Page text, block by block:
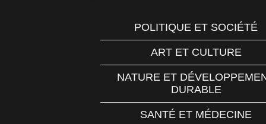
POLITIQUE ET SOCIÉTÉ
ART ET CULTURE
NATURE ET
DURABLE
SANTÉ ET MÉDECINE